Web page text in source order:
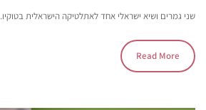
שני גמרים ושיא ישראלי אחד לאתלטיקה הישראלית בטוקיו.
Read More